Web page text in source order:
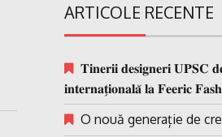
ARTICOLE RECENTE
𝐓𝐢𝐧𝐞𝐫𝐢𝐢 𝐝𝐞𝐬𝐢𝐠𝐧𝐞𝐫𝐢 𝐔𝐏𝐒𝐂
𝐢𝐧𝐭𝐞𝐫𝐧𝐚𝐭̗𝐢𝐨𝐧𝐚𝐥𝐚̆ 𝐥𝐚 𝐅𝐞𝐞𝐫𝐢𝐜
O nouă generație de